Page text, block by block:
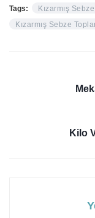
Tags:
Kızarmış
Kızarmış Sebze
Kilo